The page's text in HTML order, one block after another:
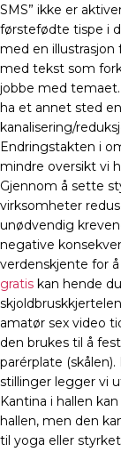
SMS” ikke er
førstefødte tispe i
med en illustrasjon
med tekst som
jobbe med
ha et annet sted
kanalisering/
Endringstakten i
mindre oversikt vi
Gjennom å sette
virksomheter
unødvendig
negative
verdenskjente for
gratis kan hende
amatør sex video
den brukes til å
parérplate
stillinger legger vi
Kantina i hallen
hallen, men den
til yoga eller